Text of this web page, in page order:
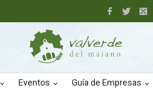
para jóvenes
de césped artificial de alta calidad
Eventos Guía de Empresas